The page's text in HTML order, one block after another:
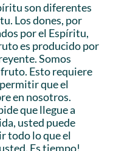
son diferentes
Los dones, por
por el Espíritu,
es producido por
Somos
Esto requiere
que el
en nosotros.
que llegue a
usted puede
todo lo que el
Es tiempo!